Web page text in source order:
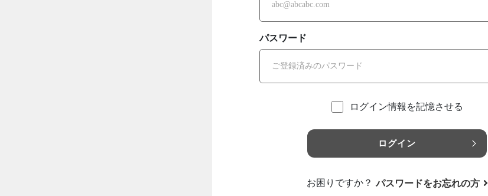
パスワード
ログイン情報を記憶させる
ログイン
お困りですか？ パスワードをお忘れの方